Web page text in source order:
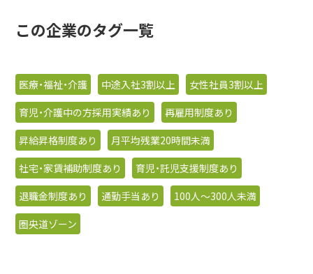
この企業のタグ一覧
医療・福祉・介護 中途入社3割以上
女性社員3割以上
育児・介護中の方採用実績あり
再雇用制度あり
昇給昇格制度あり
月平均残業20時間未満
社宅・家賃補助制度あり
育児・託児支援制度あり
退職金制度あり
通勤手当あり
100人〜300人未満
圏央道ゾーン